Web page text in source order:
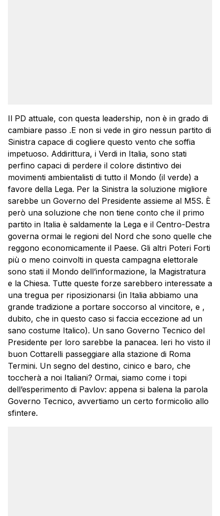
Il PD attuale, con questa leadership, non è in grado di
cambiare passo .E non si vede in giro nessun partito di
Sinistra capace di cogliere questo vento che soffia
impetuoso. Addirittura, i Verdi in Italia, sono stati
perfino capaci di perdere il colore distintivo dei
movimenti ambientalisti di tutto il Mondo (il verde) a
favore della Lega. Per la Sinistra la soluzione migliore
sarebbe un Governo del Presidente assieme al M5S. È
però una soluzione che non tiene conto che il primo
partito in Italia è saldamente la Lega e il Centro-Destra
governa ormai le regioni del Nord che sono quelle che
reggono economicamente il Paese. Gli altri Poteri Forti
più o meno coinvolti in questa campagna elettorale
sono stati il Mondo dell’informazione, la Magistratura
e la Chiesa. Tutte queste forze sarebbero interessate a
una tregua per riposizionarsi (in Italia abbiamo una
grande tradizione a portare soccorso al vincitore, e ,
dubito, che in questo caso si faccia eccezione ad un
sano costume Italico). Un sano Governo Tecnico del
Presidente per loro sarebbe la panacea. Ieri ho visto il
buon Cottarelli passeggiare alla stazione di Roma
Termini. Un segno del destino, cinico e baro, che
toccherà a noi Italiani? Ormai, siamo come i topi
dell’esperimento di Pavlov: appena si balena la parola
Governo Tecnico, avvertiamo un certo formicolio allo
sfintere.